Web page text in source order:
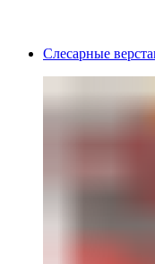
Слесарные